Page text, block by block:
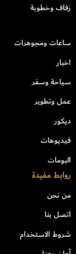
زفاف وخطوبة
ساعات ومجوهرات
اخبار
سياحة وسفر
عمل وتطوير
ديكور
فيديوهات
البومات
روابط مفيدة
من نحن
اتصل بنا
شروط الاستخدام